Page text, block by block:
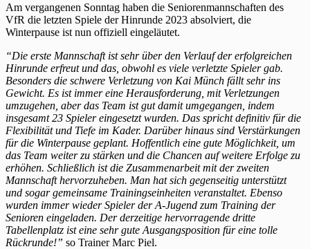
Am vergangenen Sonntag haben die Seniorenmannschaften des
VfR die letzten Spiele der Hinrunde 2023 absolviert, die
Winterpause ist nun offiziell eingeläutet.
“Die erste Mannschaft ist sehr über den Verlauf der erfolgreichen
Hinrunde erfreut und das, obwohl es viele verletzte Spieler gab.
Besonders die schwere Verletzung von Kai Münch fällt sehr ins
Gewicht. Es ist immer eine Herausforderung, mit Verletzungen
umzugehen, aber das Team ist gut damit umgegangen, indem
insgesamt 23 Spieler eingesetzt wurden. Das spricht definitiv für die
Flexibilität und Tiefe im Kader. Darüber hinaus sind Verstärkungen
für die Winterpause geplant. Hoffentlich eine gute Möglichkeit, um
das Team weiter zu stärken und die Chancen auf weitere Erfolge zu
erhöhen. Schließlich ist die Zusammenarbeit mit der zweiten
Mannschaft hervorzuheben. Man hat sich gegenseitig unterstützt
und sogar gemeinsame Trainingseinheiten veranstaltet. Ebenso
wurden immer wieder Spieler der A-Jugend zum Training der
Senioren eingeladen. Der derzeitige hervorragende dritte
Tabellenplatz ist eine sehr gute Ausgangsposition für eine tolle
Rückrunde!” so Trainer Marc Piel.